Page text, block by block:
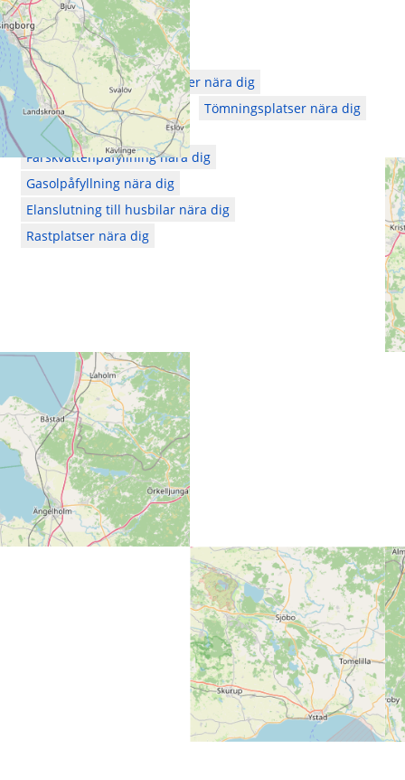
Välj fler "platser"
Husbilsplatser nära dig
Bokningsbara Husbilsplatser nära dig
Campingplatser nära dig
Tömningsplatser nära dig
Färskvattenpåfyllning nära dig
Gasolpåfyllning nära dig
Elanslutning till husbilar nära dig
Rastplatser nära dig